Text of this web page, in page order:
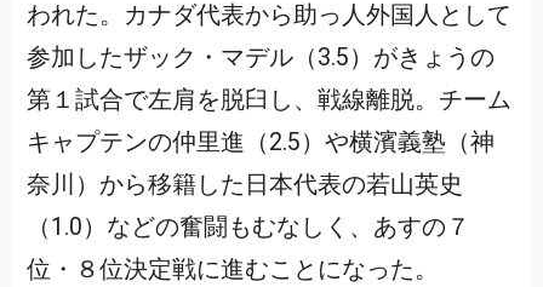
われた。カナダ代表から助っ人外国人として
参加したザック・マデル（3.5）がきょうの
第１試合で左肩を脱臼し、戦線離脱。チーム
キャプテンの仲里進（2.5）や横濱義塾（神
奈川）から移籍した日本代表の若山英史
（1.0）などの奮闘もむなしく、あすの７
位・８位決定戦に進むことになった。